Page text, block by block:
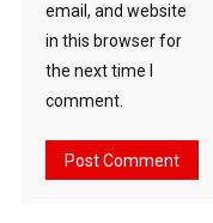
email, and website
in this browser for
the next time I
comment.